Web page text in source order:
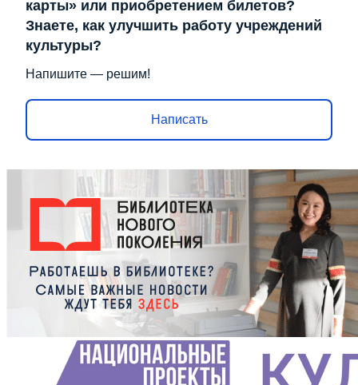
карты» или приобретением билетов?
Знаете, как улучшить работу учреждений
культуры?
Напишите — решим!
Написать